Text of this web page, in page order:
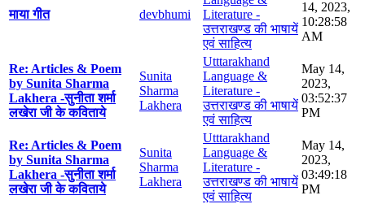
माया गीत devbhumi
Literature -
उत्तराखण्ड की भाषायें
एवं साहित्य
14, 2023,
10:28:58
AM
Re: Articles & Poem
by Sunita Sharma
Lakhera -सुनीता शर्मा
लखेरा जी के कविताये
Sunita
Sharma
Lakhera
Utttarakhand
Language &
Literature -
उत्तराखण्ड की भाषायें
एवं साहित्य
May 14,
2023,
03:52:37
PM
Re: Articles & Poem
by Sunita Sharma
Lakhera -सुनीता शर्मा
लखेरा जी के कविताये
Sunita
Sharma
Lakhera
Utttarakhand
Language &
Literature -
उत्तराखण्ड की भाषायें
एवं साहित्य
May 14,
2023,
03:49:18
PM